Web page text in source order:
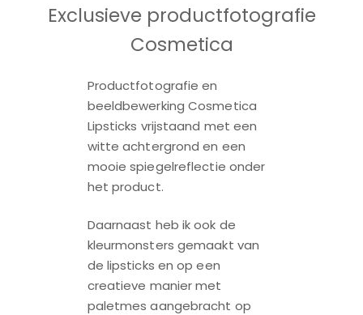
Exclusieve productfotografie
Cosmetica
Productfotografie en
beeldbewerking Cosmetica
Lipsticks vrijstaand met een
witte achtergrond en een
mooie spiegelreflectie onder
het product.
Daarnaast heb ik ook de
kleurmonsters gemaakt van
de lipsticks en op een
creatieve manier met
paletmes aangebracht op